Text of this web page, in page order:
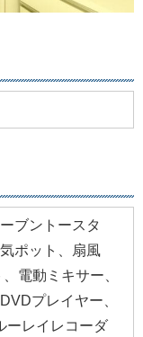
ブントースタ
ポット、扇風
電動ミキサー、
プレイヤー、
ーレイレコーダ